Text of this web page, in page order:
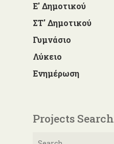
Ε' Δημοτικού
ΣΤ' Δημοτικού
Γυμνάσιο
Λύκειο
Ενημέρωση
Projects Search
Αναζήτηση